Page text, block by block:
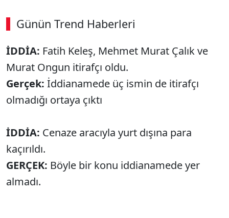
Günün Trend Haberleri
00:04 / 09:15
Sesi Aç
İDDİA: Fatih Keleş, Mehmet Murat Çalık ve
Murat Ongun itirafçı oldu.
Gerçek: İddianamede üç ismin de itirafçı
olmadığı ortaya çıktı
İDDİA: Cenaze aracıyla yurt dışına para
kaçırıldı.
GERÇEK: Böyle bir konu iddianamede yer
almadı.